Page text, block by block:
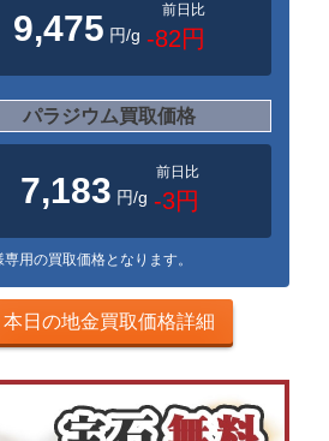
9,475 円/g
前日比
-82円
パラジウム買取価格
7,183 円/g
前日比
-3円
用の買取価格となります。
本日の地金買取価格詳細